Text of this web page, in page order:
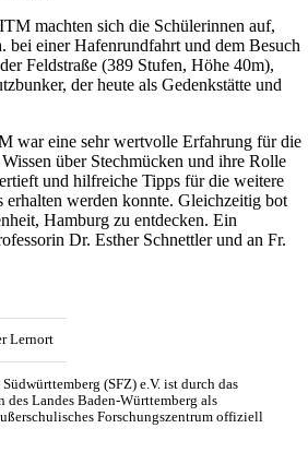
machten sich die Schülerinnen auf,
bei einer Hafenrundfahrt und dem Besuch
Feldstraße (389 Stufen, Höhe 40m),
der heute als Gedenkstätte und
war eine sehr wertvolle Erfahrung für die
über Stechmücken und ihre Rolle
und hilfreiche Tipps für die weitere
erhalten werden konnte. Gleichzeitig bot
Hamburg zu entdecken. Ein
Dr. Esther Schnettler und an Fr.
Lernort
(SFZ) e.V. ist durch das
Landes Baden-Württemberg als
Forschungszentrum offiziell